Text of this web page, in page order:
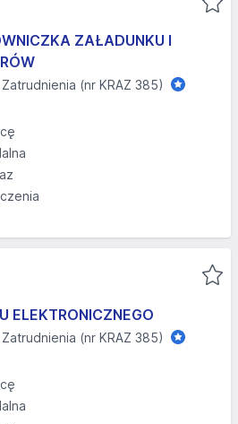
ZAŁADUNKU I
(nr KRAZ 385)
ELEKTRONICZNEGO
(nr KRAZ 385)